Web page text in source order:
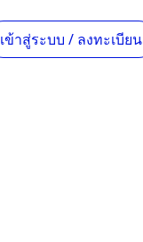
เข้าสู่ระบบ / ลงทะเบียน